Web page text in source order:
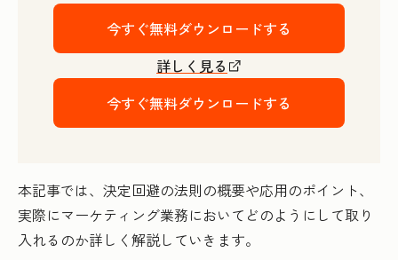
今すぐ無料ダウンロードする
詳しく見る
今すぐ無料ダウンロードする
本記事では、決定回避の法則の概要や応用のポイント、
実際にマーケティング業務においてどのようにして取り
入れるのか詳しく解説していきます。